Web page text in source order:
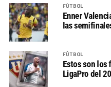
FÚTBOL
Enner
las
FÚTBOL
Estos son los
LigaPro del